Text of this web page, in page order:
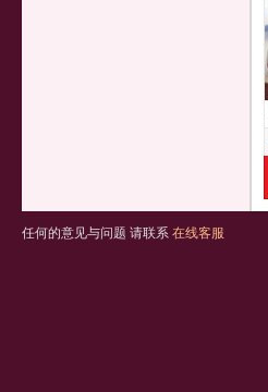
任何的意见与问题 请联系 在线客服